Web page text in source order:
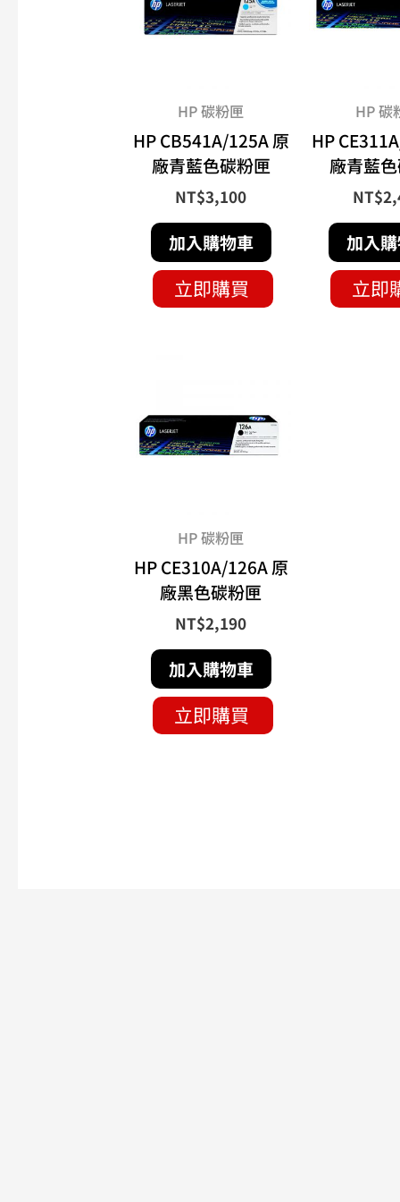
HP 碳粉匣
HP CB541A/125A 原
廠青藍色碳粉匣
NT$3,100
加入購物車
立即購買
HP 碳
HP
廠青藍
NT$
加入
立即
HP 碳粉匣
HP CE310A/126A 原
廠黑色碳粉匣
NT$2,190
加入購物車
立即購買